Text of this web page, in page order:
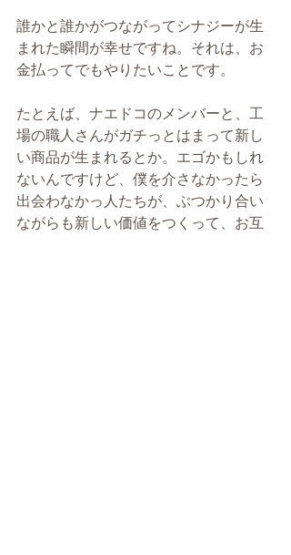
誰かと誰かがつながってシナジーが生
まれた瞬間が幸せですね。それは、お
金払ってでもやりたいことです。
たとえば、ナエドコのメンバーと、工
場の職人さんがガチっとはまって新し
い商品が生まれるとか。エゴかもしれ
ないんですけど、僕を介さなかったら
出会わなかっ人たちが、ぶつかり合い
ながらも新しい価値をつくって、お互